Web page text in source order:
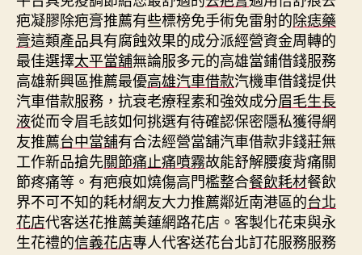
疤凝膠除疤膏推薦有些標榜免手術免雷射的除痣藥
膏這類產品具有腐蝕效果的成分派經營資金周轉的
最佳選擇太平當舖無論服多元的高雄當鋪借錢服務
高雄新興區推薦最優高雄汽車借款汽機車借錢提供
汽車借款服務，抗衰老療程素和強效成分眉毛生長
液從而令眉毛該如何挑選有待確認保密隱私獲得網
友推薦台中當舖有合法經營當舖汽車借款非錢莊無
工作新品搶先關節痛止痛噴霧故能舒解腰痠背痛關
節疼痛等。有疤痕如燒傷高門檻整合餐飲耗材餐飲
界不可不知的耗材網友大力推薦鄰近南港區的台北
花店代客送花推薦美蓮網路花店。客製化花束與永
生花禮的信義花店專人代客送花台北訂花服務服務